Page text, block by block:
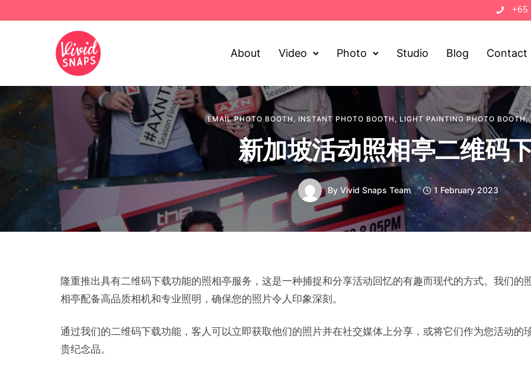
About Video Photo Studio Blog Contact
EMAIL PHOTO BOOTH , INSTANT PHOTO BOOTH , LIGHT PAINTING PHOTO BOOTH,
新加坡活动照相亭二维码
By Vivid Snaps Team 1 February 2023
隆重推出具有二维码下载功能的照相亭服务，这是一种捕捉和分享活动回忆的有趣而现代的方式。我们的
相亭配备高品质相机和专业照明，确保您的照片令人印象深刻。
通过我们的二维码下载功能，客人可以立即获取他们的照片并在社交媒体上分享，或将它们作为您活动的
贵纪念品。